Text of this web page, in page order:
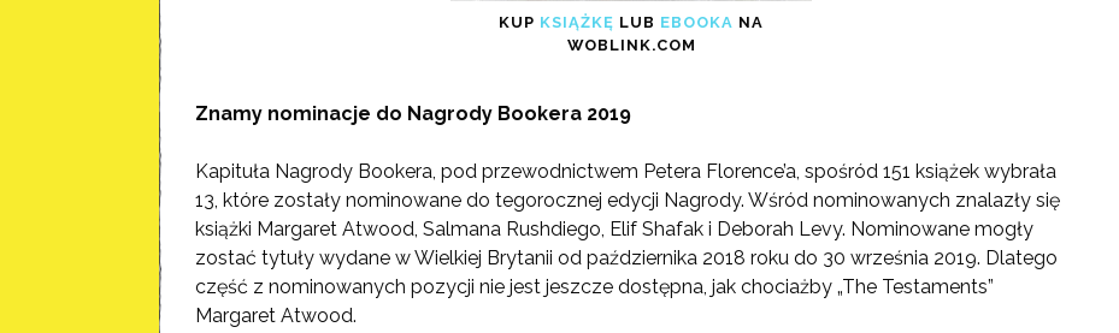
KUP KSIĄŻKĘ LUB EBOOKA NA
WOBLINK.COM
Znamy nominacje do Nagrody Bookera 2019
Kapituła Nagrody Bookera, pod przewodnictwem Petera Florence’a, spośród 151 książek wybrała
13, które zostały nominowane do tegorocznej edycji Nagrody. Wśród nominowanych znalazły się
książki Margaret Atwood, Salmana Rushdiego, Elif Shafak i Deborah Levy. Nominowane mogły
zostać tytuły wydane w Wielkiej Brytanii od października 2018 roku do 30 września 2019. Dlatego
część z nominowanych pozycji nie jest jeszcze dostępna, jak chociażby „The Testaments”
Margaret Atwood.